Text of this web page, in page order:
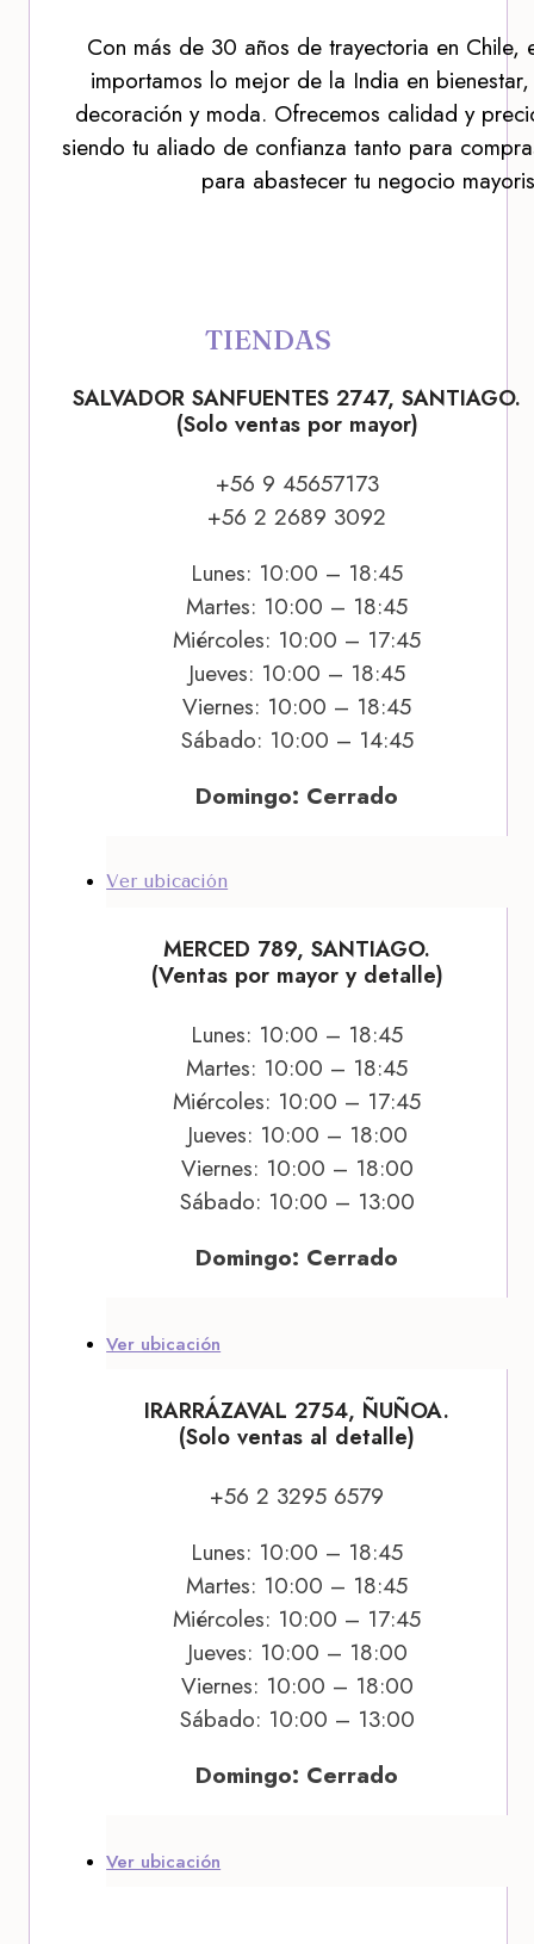
Con más de 30 años de trayectoria en Chile,
importamos lo mejor de la India en
decoración y moda. Ofrecemos calidad y
siendo tu aliado de confianza tanto para
para abastecer tu negocio
TIENDAS
SALVADOR SANFUENTES 2747, SANTIAGO.
(Solo ventas por mayor)
+56 9 45657173
+56 2 2689 3092
Lunes: 10:00 – 18:45
Martes: 10:00 – 18:45
Miércoles: 10:00 – 17:45
Jueves: 10:00 – 18:45
Viernes: 10:00 – 18:45
Sábado: 10:00 – 14:45
Domingo: Cerrado
Ver ubicación
MERCED 789, SANTIAGO.
(Ventas por mayor y detalle)
Lunes: 10:00 – 18:45
Martes: 10:00 – 18:45
Miércoles: 10:00 – 17:45
Jueves: 10:00 – 18:00
Viernes: 10:00 – 18:00
Sábado: 10:00 – 13:00
Domingo: Cerrado
Ver ubicación
IRARRÁZAVAL 2754, ÑUÑOA.
(Solo ventas al detalle)
+56 2 3295 6579
Lunes: 10:00 – 18:45
Martes: 10:00 – 18:45
Miércoles: 10:00 – 17:45
Jueves: 10:00 – 18:00
Viernes: 10:00 – 18:00
Sábado: 10:00 – 13:00
Domingo: Cerrado
Ver ubicación